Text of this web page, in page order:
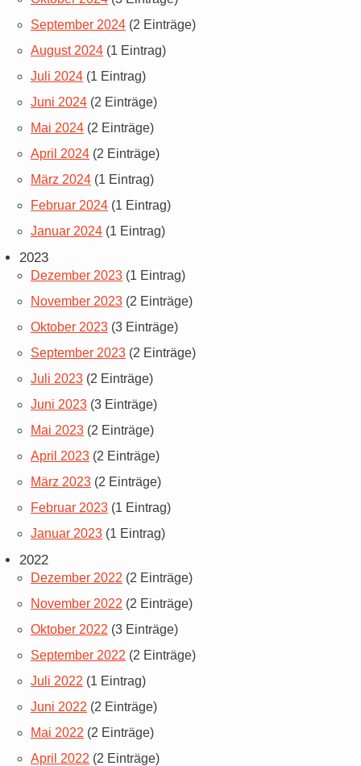
September 2024 (2 Einträge)
August 2024 (1 Eintrag)
Juli 2024 (1 Eintrag)
Juni 2024 (2 Einträge)
Mai 2024 (2 Einträge)
April 2024 (2 Einträge)
März 2024 (1 Eintrag)
Februar 2024 (1 Eintrag)
Januar 2024 (1 Eintrag)
2023
Dezember 2023 (1 Eintrag)
November 2023 (2 Einträge)
Oktober 2023 (3 Einträge)
September 2023 (2 Einträge)
Juli 2023 (2 Einträge)
Juni 2023 (3 Einträge)
Mai 2023 (2 Einträge)
April 2023 (2 Einträge)
März 2023 (2 Einträge)
Februar 2023 (1 Eintrag)
Januar 2023 (1 Eintrag)
2022
Dezember 2022 (2 Einträge)
November 2022 (2 Einträge)
Oktober 2022 (3 Einträge)
September 2022 (2 Einträge)
Juli 2022 (1 Eintrag)
Juni 2022 (2 Einträge)
Mai 2022 (2 Einträge)
April 2022 (2 Einträge)